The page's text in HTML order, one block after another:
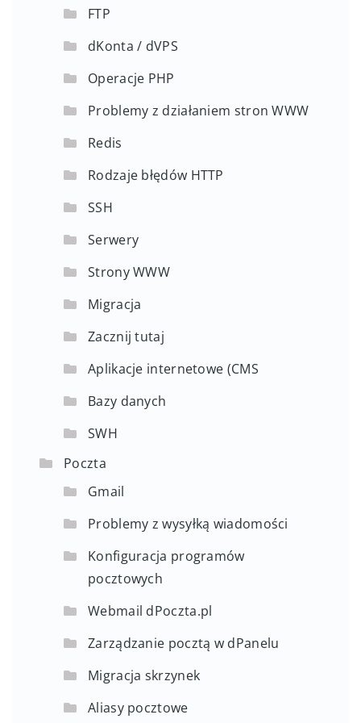
FTP
dKonta / dVPS
Operacje PHP
Problemy z działaniem stron WWW
Redis
Rodzaje błędów HTTP
SSH
Serwery
Strony WWW
Migracja
Zacznij tutaj
Aplikacje internetowe (CMS
Bazy danych
SWH
Poczta
Gmail
Problemy z wysyłką wiadomości
Konfiguracja programów
pocztowych
Webmail dPoczta.pl
Zarządzanie pocztą w dPanelu
Migracja skrzynek
Aliasy pocztowe